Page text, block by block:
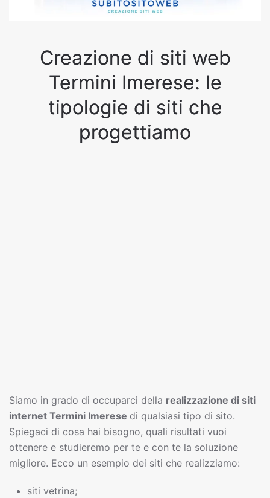
Creazione di siti web
Termini Imerese: le
tipologie di siti che
progettiamo
Siamo in grado di occuparci della realizzazione di siti
internet Termini Imerese di qualsiasi tipo di sito.
Spiegaci di cosa hai bisogno, quali risultati vuoi
ottenere e studieremo per te e con te la soluzione
migliore. Ecco un esempio dei siti che realizziamo:
siti vetrina;